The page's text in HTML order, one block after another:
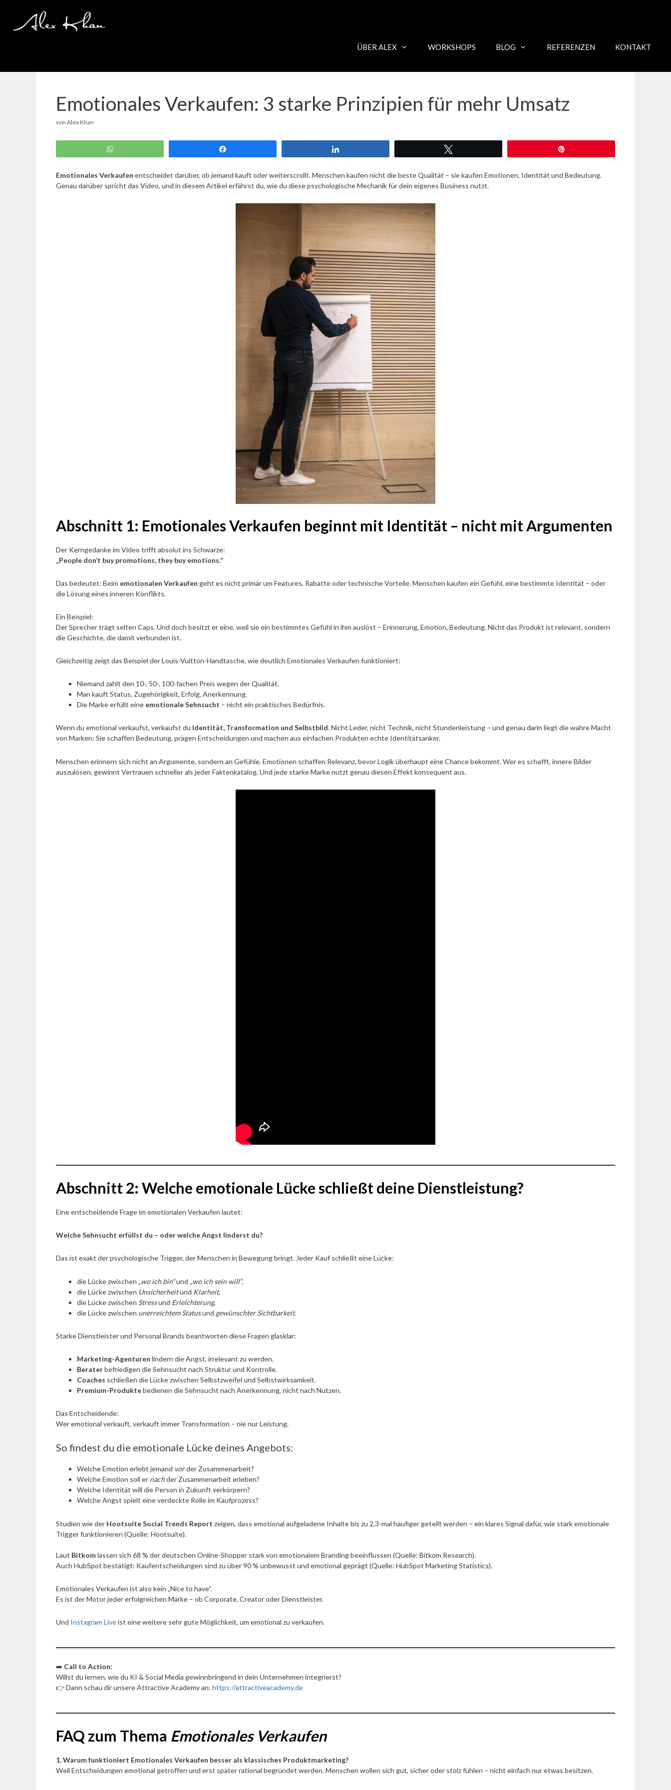
springen
ÜBER ALEX WORKSHOPS BLOG REFERENZEN KONTAKT
Emotionales Verkaufen: 3 starke Prinzipien für mehr Umsatz
von Alex Khan
Emotionales Verkaufen entscheidet darüber, ob jemand kauft oder weiterscrollt. Menschen kaufen nicht die beste Qualität – sie kaufen Emotionen, Identität und Bedeutung.
Genau darüber spricht das Video, und in diesem Artikel erfährst du, wie du diese psychologische Mechanik für dein eigenes Business nutzt.
Abschnitt 1: Emotionales Verkaufen beginnt mit Identität – nicht mit Argumenten
Der Kerngedanke im Video trifft absolut ins Schwarze:
„People don’t buy promotions, they buy emotions.“
Das bedeutet: Beim emotionalen Verkaufen geht es nicht primär um Features, Rabatte oder technische Vorteile. Menschen kaufen ein Gefühl, eine bestimmte Identität – oder
die Lösung eines inneren Konflikts.
Ein Beispiel:
Der Sprecher trägt selten Caps. Und doch besitzt er eine, weil sie ein bestimmtes Gefühl in ihm auslöst – Erinnerung, Emotion, Bedeutung. Nicht das Produkt ist relevant, sondern
die Geschichte, die damit verbunden ist.
Gleichzeitig zeigt das Beispiel der Louis-Vuitton-Handtasche, wie deutlich Emotionales Verkaufen funktioniert:
Niemand zahlt den 10-, 50-, 100-fachen Preis wegen der Qualität.
Man kauft Status, Zugehörigkeit, Erfolg, Anerkennung.
Die Marke erfüllt eine emotionale Sehnsucht – nicht ein praktisches Bedürfnis.
Wenn du emotional verkaufst, verkaufst du Identität, Transformation und Selbstbild. Nicht Leder, nicht Technik, nicht Stundenleistung – und genau darin liegt die wahre Macht
von Marken: Sie schaffen Bedeutung, prägen Entscheidungen und machen aus einfachen Produkten echte Identitätsanker.
Menschen erinnern sich nicht an Argumente, sondern an Gefühle. Emotionen schaffen Relevanz, bevor Logik überhaupt eine Chance bekommt. Wer es schafft, innere Bilder
auszulösen, gewinnt Vertrauen schneller als jeder Faktenkatalog. Und jede starke Marke nutzt genau diesen Effekt konsequent aus.
Abschnitt 2: Welche emotionale Lücke schließt deine Dienstleistung?
Eine entscheidende Frage im emotionalen Verkaufen lautet:
Welche Sehnsucht erfüllst du – oder welche Angst linderst du?
Das ist exakt der psychologische Trigger, der Menschen in Bewegung bringt. Jeder Kauf schließt eine Lücke:
die Lücke zwischen „wo ich bin“und „wo ich sein will“,
die Lücke zwischen Unsicherheitund Klarheit,
die Lücke zwischen Stressund Erleichterung,
die Lücke zwischen unerreichtem Statusund gewünschter Sichtbarkeit.
Starke Dienstleister und Personal Brands beantworten diese Fragen glasklar:
Marketing-Agenturen lindern die Angst, irrelevant zu werden.
Beraterbefriedigen die Sehnsucht nach Struktur und Kontrolle.
Coaches schließen die Lücke zwischen Selbstzweifel und Selbstwirksamkeit.
Premium-Produktebedienen die Sehnsucht nach Anerkennung, nicht nach Nutzen.
Das Entscheidende:
Wer emotional verkauft, verkauft immer Transformation – nie nur Leistung.
So findest du die emotionale Lücke deines Angebots:
Welche Emotion erlebt jemand vorder Zusammenarbeit?
Welche Emotion soll er nachder Zusammenarbeit erleben?
Welche Identität will die Person in Zukunft verkörpern?
Welche Angst spielt eine verdeckte Rolle im Kaufprozess?
Studien wie der Hootsuite Social Trends Report zeigen, dass emotional aufgeladene Inhalte bis zu 2,3-mal häufiger geteilt werden – ein klares Signal dafür, wie stark emotionale
Trigger funktionieren (Quelle: Hootsuite).
Laut Bitkomlassen sich 68 % der deutschen Online-Shopper stark von emotionalem Branding beeinflussen (Quelle: Bitkom Research).
Auch HubSpot bestätigt: Kaufentscheidungen sind zu über 90 % unbewusst und emotional geprägt (Quelle: HubSpot Marketing Statistics).
Emotionales Verkaufen ist also kein „Nice to have“.
Es ist der Motor jeder erfolgreichen Marke – ob Corporate, Creator oder Dienstleister.
Und Instagram Liveist eine weitere sehr gute Möglichkeit, um emotional zu verkaufen.
➡️ Call to Action:
Willst du lernen, wie du KI & Social Media gewinnbringend in dein Unternehmen integrierst?
👉 Dann schau dir unsere Attractive Academy an: https://attractiveacademy.de
FAQ zum Thema Emotionales Verkaufen
1. Warum funktioniert Emotionales Verkaufen besser als klassisches Produktmarketing?
Weil Entscheidungen emotional getroffen und erst später rational begründet werden. Menschen wollen sich gut, sicher oder stolz fühlen – nicht einfach nur etwas besitzen.